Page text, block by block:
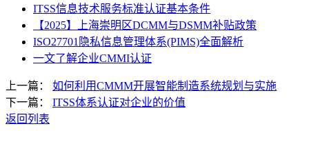
ITSS信息技术服务标准认证基本条件
【2025】上海崇明区DCMM与DSMM补贴政策
ISO27701隐私信息管理体系(PIMS)全面解析
一文了解企业CMMI认证
上一篇： 如何利用CMMM开展智能制造系统规划与实施
下一篇： ITSS体系认证对企业的价值
返回列表